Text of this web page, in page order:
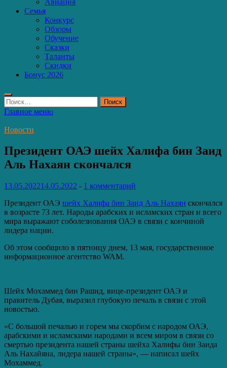
Семья
Конкурс
Обзоры
Обучение
Сказки
Таланты
Скидки
Бонус 2026
Найти:
Главное меню
Новости
Президент ОАЭ шейх Халифа бин Заид
Аль Нахаян скончался
13.05.202214.05.2022 - 1 комментарий
Президент ОАЭ шейх Халифа бин Заид Аль Нахаян скончался
в возрасте 73 лет. Народы арабских и исламских стран и всего
мира выражают соболезнования ОАЭ в связи с кончиной
лидера нации.
Об этом сообщило в пятницу днем, 13 мая, государственное
информационное агентство WAM.
Шейх Мохаммед бин Рашид, вице-президент ОАЭ и
правитель Дубая, выразил глубокую печаль в связи с этой
новостью.
«С большой печалью и горем мы скорбим с народом ОАЭ,
арабскими и исламскими народами и всем миром в связи со
смертью президента нашей страны шейха Халифы бин Заида
Аль Нахайяна, лидера нашей страны», — написал шейх
Мохаммед.